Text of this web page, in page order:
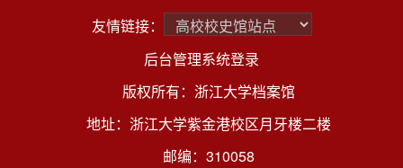
友情链接：
后台管理系统登录
版权所有：浙江大学档案馆
地址：浙江大学紫金港校区月牙楼二楼
邮编：310058